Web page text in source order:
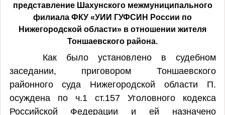
представление Шахунского межмуниципального
филиала ФКУ «УИИ ГУФСИН России по
Нижегородской области» в отношении жителя
Тоншаевского района.
Как было установлено в судебном
заседании, приговором Тоншаевского
районного суда Нижегородской области П.
осуждена по ч.1 ст.157 Уголовного кодекса
Российской Федерации и ей назначено